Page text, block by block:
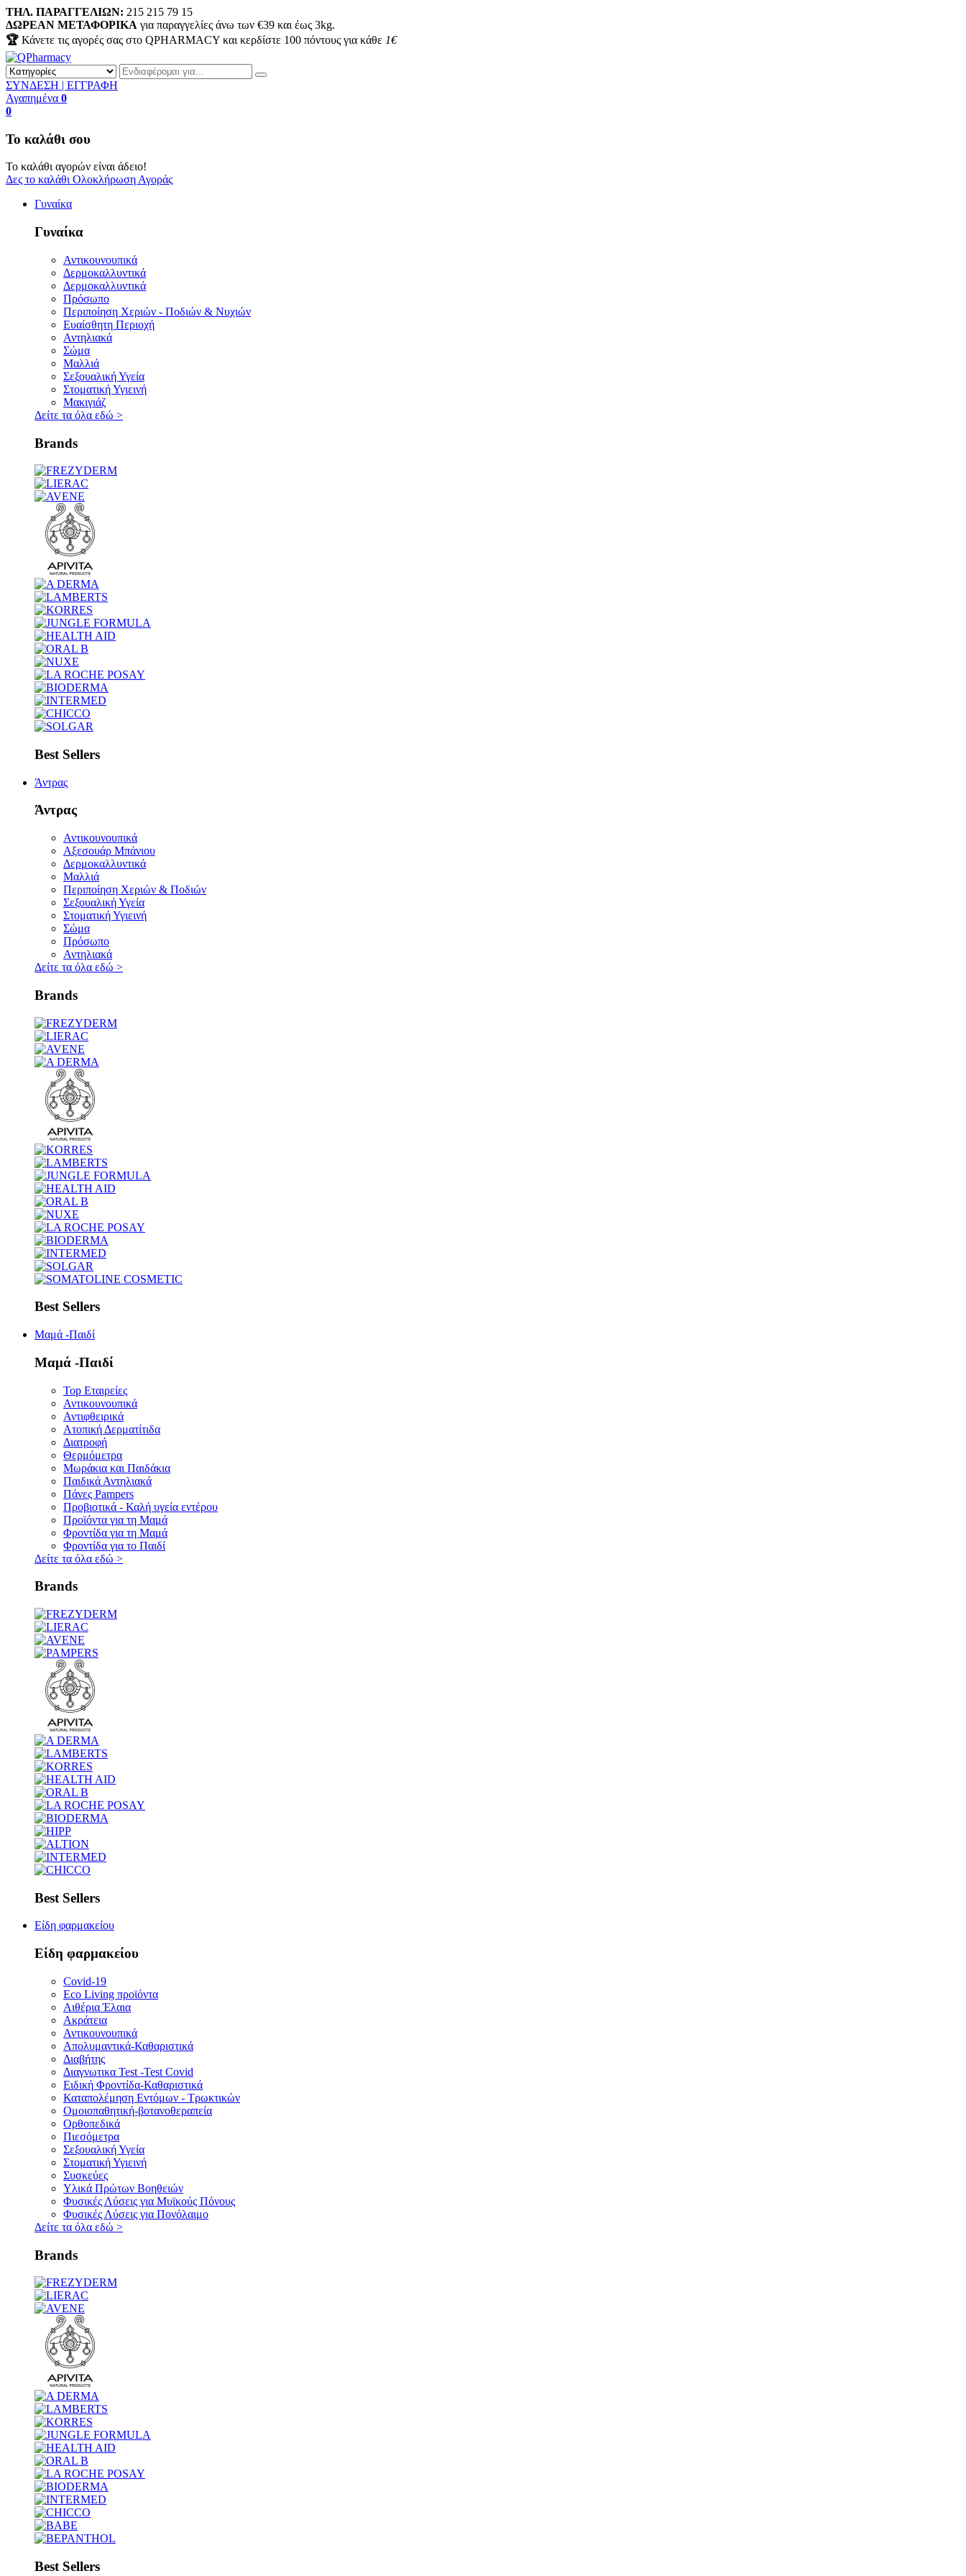
ΤΗΛ. ΠΑΡΑΓΓΕΛΙΩΝ: 215 215 79 15
ΔΩΡΕΑΝ ΜΕΤΑΦΟΡΙΚΑ για παραγγελίες άνω των €39 και έως 3kg.
🏆 Κάνετε τις αγορές σας στο QPHARMACY και κερδίστε 100 πόντους για κάθε 1€
ΣΥΝΔΕΣΗ | ΕΓΓΡΑΦΗ
Αγαπημένα 0
0
Το καλάθι σου
Το καλάθι αγορών είναι άδειο!
Δες το καλάθιΟλοκλήρωση Αγοράς
Γυναίκα
Γυναίκα
Αντικουνουπικά
Δερμοκαλλυντικά
Δερμοκαλλυντικά
Πρόσωπο
Περιποίηση Χεριών - Ποδιών & Νυχιών
Ευαίσθητη Περιοχή
Αντηλιακά
Σώμα
Μαλλιά
Σεξουαλική Υγεία
Στοματική Υγιεινή
Μακιγιάζ
Δείτε τα όλα εδώ >
Brands
Best Sellers
Άντρας
Άντρας
Αντικουνουπικά
Αξεσουάρ Μπάνιου
Δερμοκαλλυντικά
Μαλλιά
Περιποίηση Χεριών & Ποδιών
Σεξουαλική Υγεία
Στοματική Υγιεινή
Σώμα
Πρόσωπο
Αντηλιακά
Δείτε τα όλα εδώ >
Brands
Best Sellers
Μαμά -Παιδί
Μαμά -Παιδί
Top Εταιρείες
Αντικουνουπικά
Αντιφθειρικά
Ατοπική Δερματίτιδα
Διατροφή
Θερμόμετρα
Μωράκια και Παιδάκια
Παιδικά Αντηλιακά
Πάνες Pampers
Προβιοτικά - Καλή υγεία εντέρου
Προϊόντα για τη Μαμά
Φροντίδα για τη Μαμά
Φροντίδα για το Παιδί
Δείτε τα όλα εδώ >
Brands
Best Sellers
Είδη φαρμακείου
Είδη φαρμακείου
Covid-19
Eco Living προϊόντα
Αιθέρια Έλαια
Ακράτεια
Αντικουνουπικά
Απολυμαντικά-Καθαριστικά
Διαβήτης
Διαγνωτικα Test -Test Covid
Ειδική Φροντίδα-Καθαριστικά
Καταπολέμηση Εντόμων - Τρωκτικών
Ομοιοπαθητική-βοτανοθεραπεία
Ορθοπεδικά
Πιεσόμετρα
Σεξουαλική Υγεία
Στοματική Υγιεινή
Συσκεύες
Υλικά Πρώτων Βοηθειών
Φυσικές Λύσεις για Μυϊκούς Πόνους
Φυσικές Λύσεις για Πονόλαιμο
Δείτε τα όλα εδώ >
Brands
Best Sellers